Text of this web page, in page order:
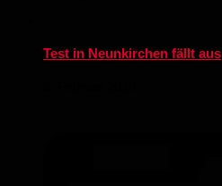
Test in Neunkirchen fällt aus